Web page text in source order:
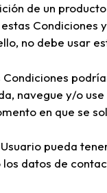
de un
no debe usar
navegue y/o
en que se
pueda
datos de